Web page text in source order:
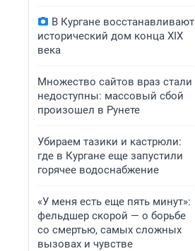
В Кургане восстанавливают
исторический дом конца XIX
века
Множество сайтов враз стали
недоступны: массовый сбой
произошел в Рунете
Убираем тазики и кастрюли:
где в Кургане еще запустили
горячее водоснабжение
«У меня есть еще пять минут»:
фельдшер скорой — о борьбе
со смертью, самых сложных
вызовах и чувстве